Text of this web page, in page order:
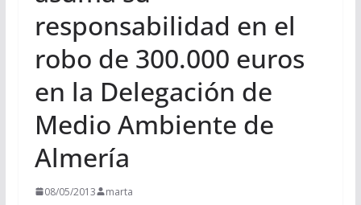
responsabilidad en el
robo de 300.000 euros
en la Delegación de
Medio Ambiente de
Almería
08/05/2013 marta